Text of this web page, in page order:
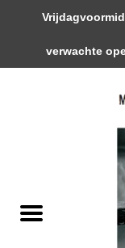
Handwerk
verwachte